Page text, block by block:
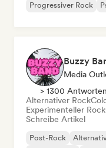
Progressiver Rock
Buzzy
Media
> 1300
Alternativer Rock
Experimenteller Rock
Schreibe Artikel
Post-Rock